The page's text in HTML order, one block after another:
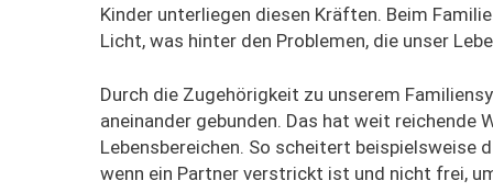
Kinder unterliegen diesen Kräften. Beim
Licht, was hinter den Problemen, die unser
Durch die Zugehörigkeit zu unserem
aneinander gebunden. Das hat weit reichende
Lebensbereichen. So scheitert beispielsweise
wenn ein Partner verstrickt ist und nicht frei,